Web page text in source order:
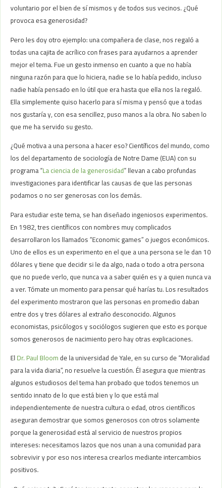
voluntario por el bien de sí mismos y de todos sus vecinos. ¿Qué
provoca esa generosidad?
Pero les doy otro ejemplo: una compañera de clase, nos regaló a
todas una cajita de acrílico con frases para ayudarnos a aprender
mejor el tema. Fue un gesto inmenso en cuanto a que no había
ninguna razón para que lo hiciera, nadie se lo había pedido, incluso
nadie había pensado en lo útil que era hasta que ella nos la regaló.
Ella simplemente quiso hacerlo para sí misma y pensó que a todas
nos gustaría y, con esa sencillez, puso manos a la obra. No saben lo
que me ha servido su gesto.
¿Qué motiva a una persona a hacer eso? Científicos del mundo, como
los del departamento de sociología de Notre Dame (EUA) con su
programa “La ciencia de la generosidad” llevan a cabo profundas
investigaciones para identificar las causas de que las personas
podamos o no ser generosas con los demás.
Para estudiar este tema, se han diseñado ingeniosos experimentos.
En 1982, tres científicos con nombres muy complicados
desarrollaron los llamados “Economic games” o juegos económicos.
Uno de ellos es un experimento en el que a una persona se le dan 10
dólares y tiene que decidir si le da algo, nada o todo a otra persona
que no puede verlo, que nunca va a saber quién es y a quien nunca va
a ver. Tómate un momento para pensar qué harías tu. Los resultados
del experimento mostraron que las personas en promedio daban
entre dos y tres dólares al extraño desconocido. Algunos
economistas, psicólogos y sociólogos sugieren que esto es porque
somos generosos de nacimiento pero hay otras explicaciones.
El Dr. Paul Bloom de la universidad de Yale, en su curso de “Moralidad
para la vida diaria”, no resuelve la cuestión. Él asegura que mientras
algunos estudiosos del tema han probado que todos tenemos un
sentido innato de lo que está bien y lo que está mal
independientemente de nuestra cultura o edad, otros científicos
aseguran demostrar que somos generosos con otros solamente
porque la generosidad está al servicio de nuestros propios
intereses: necesitamos lazos que nos unan a una comunidad para
sobrevivir y por eso nos interesa crearlos mediante intercambios
positivos.